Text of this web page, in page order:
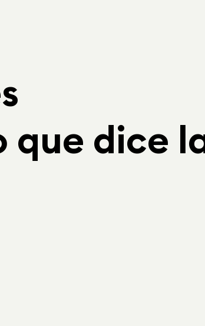
que dice